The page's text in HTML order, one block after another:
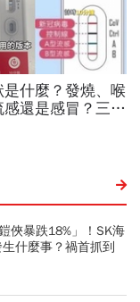
俠暴跌18%」！SK海
什麼事？禍首抓到